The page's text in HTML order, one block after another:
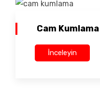
Cam Kumlama
İnceleyin